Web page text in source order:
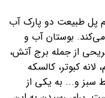
پل طبیعت دو پارک آب
بوستان آب و
از جمله برج آتش،
کبوتر، کالسکه
سبز و... به یکی از